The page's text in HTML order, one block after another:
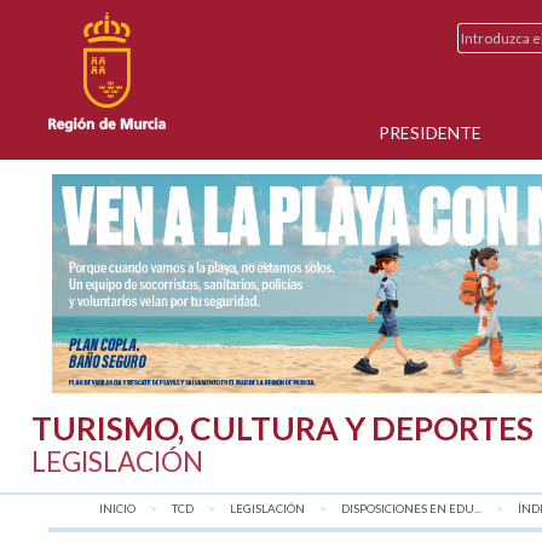
PRESIDENTE
TURISMO, CULTURA Y DEPORTES
LEGISLACIÓN
INICIO TCD LEGISLACIÓN DISPOSICIONES EN EDU...